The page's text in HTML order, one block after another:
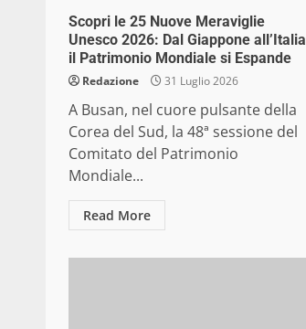
Scopri le 25 Nuove Meraviglie
Unesco 2026: Dal Giappone all’Italia
il Patrimonio Mondiale si Espande
Redazione 31 Luglio 2026
A Busan, nel cuore pulsante della
Corea del Sud, la 48ª sessione del
Comitato del Patrimonio
Mondiale...
Read More